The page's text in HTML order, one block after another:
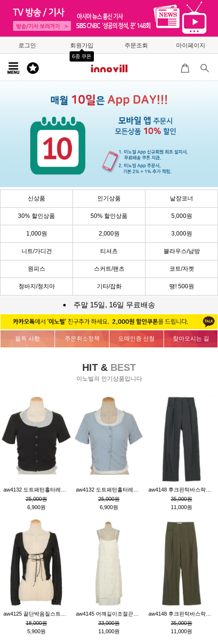
로그인 회원가입
6종 쿠폰
주문조회 마이페이지
신상품 인기상품 낱장코너
30% 할인상품 50% 할인상품 5,000원
1,000원 2,000원 3,000원
니트/가디건 티셔츠 블라우스/남방
원피스 스커트/팬츠 코트/자켓
청바지/청치마 기타/잡화 땡! 500원
주말 15일, 16일 무료배송
필독 사항 주문취소정책 도매인증 신청 찾아오시는 길
HIT & BEST
이노빌의 인기상품입니다
25,000원
6,900원
25,000원
6,900원
35,000원
11,000원
18,000원
5,900원
33,000원
11,000원
35,000원
11,000원